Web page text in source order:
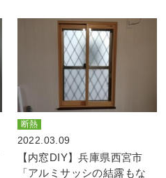
断熱
2022.03.09
【内窓DIY】兵庫県西宮市
「アルミサッシの結露もな